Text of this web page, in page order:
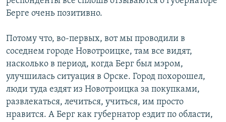
Берге очень позитивно.
Потому что, во-первых, вот мы проводили в
соседнем городе Новотроицке, там все видят,
насколько в период, когда Берг был мэром,
улучшилась ситуация в Орске. Город похорошел,
люди туда ездят из Новотроицка за покупками,
развлекаться, лечиться, учиться, им просто
нравится. А Берг как губернатор ездит по области,